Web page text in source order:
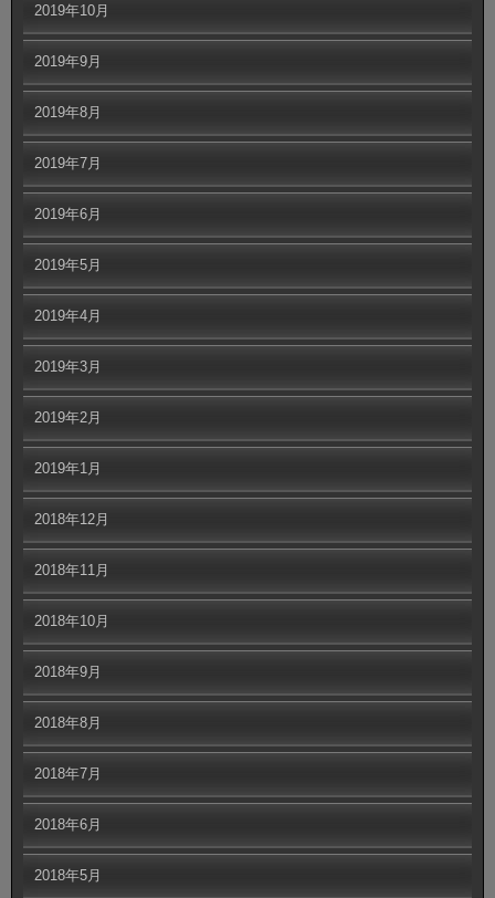
2019年10月
2019年9月
2019年8月
2019年7月
2019年6月
2019年5月
2019年4月
2019年3月
2019年2月
2019年1月
2018年12月
2018年11月
2018年10月
2018年9月
2018年8月
2018年7月
2018年6月
2018年5月